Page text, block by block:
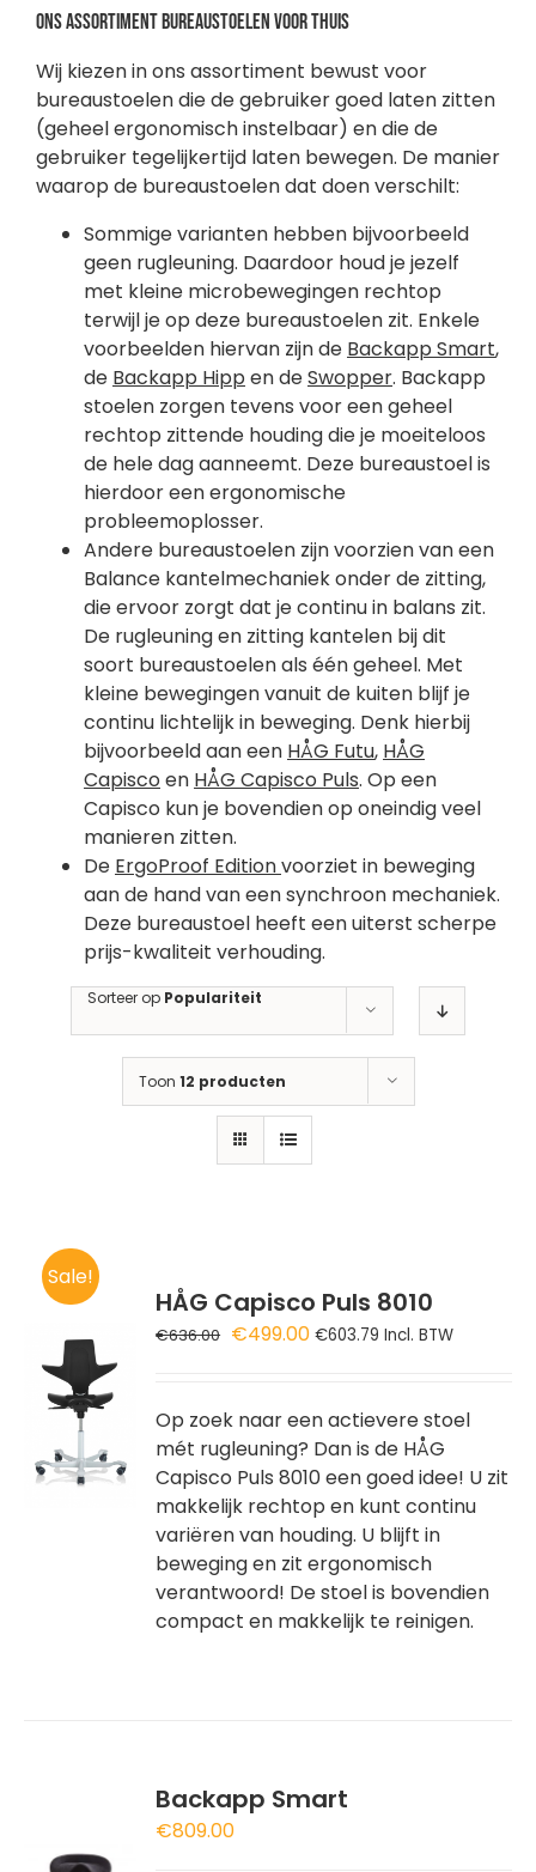
Sorteer op Populariteit
Toon 12 producten
Sale!
HÅG Capisco Puls 8010
€636.00 Oorspronkelijke
€636.00.
€499.00Huidige
€499.00.
€603.79 Incl. BTW
Op zoek naar een actievere stoel
mét rugleuning? Dan is de HÅG
Capisco Puls 8010 een goed idee! U zit
makkelijk rechtop en kunt continu
variëren van houding. U blijft in
beweging en zit ergonomisch
verantwoord! De stoel is bovendien
compact en makkelijk te reinigen.
Backapp Smart
€809.00
Ons assortiment bureaustoelen voor thuis
Wij kiezen in ons assortiment bewust voor
bureaustoelen die de gebruiker goed laten zitten
(geheel ergonomisch instelbaar) en die de
gebruiker tegelijkertijd laten bewegen. De manier
waarop de bureaustoelen dat doen verschilt:
Sommige varianten hebben bijvoorbeeld
geen rugleuning. Daardoor houd je jezelf
met kleine microbewegingen rechtop
terwijl je op deze bureaustoelen zit. Enkele
voorbeelden hiervan zijn de Backapp Smart,
de Backapp Hipp en deSwopper. Backapp
stoelen zorgen tevens voor een geheel
rechtop zittende houding die je moeiteloos
de hele dag aanneemt. Deze bureaustoel is
hierdoor een ergonomische
probleemoplosser.
Andere bureaustoelen zijn voorzien van een
Balance kantelmechaniek onder de zitting,
die ervoor zorgt dat je continu in balans zit.
De rugleuning en zitting kantelen bij dit
soort bureaustoelen als één geheel. Met
kleine bewegingen vanuit de kuiten blijf je
continu lichtelijk in beweging. Denk hierbij
bijvoorbeeld aan een HÅG Futu, HÅG
Capisco en HÅG Capisco Puls. Op een
Capisco kun je bovendien op oneindig veel
manieren zitten.
De ErgoProof Editionvoorziet in beweging
aan de hand van een synchroon mechaniek.
Deze bureaustoel heeft een uiterst scherpe
prijs-kwaliteit verhouding.